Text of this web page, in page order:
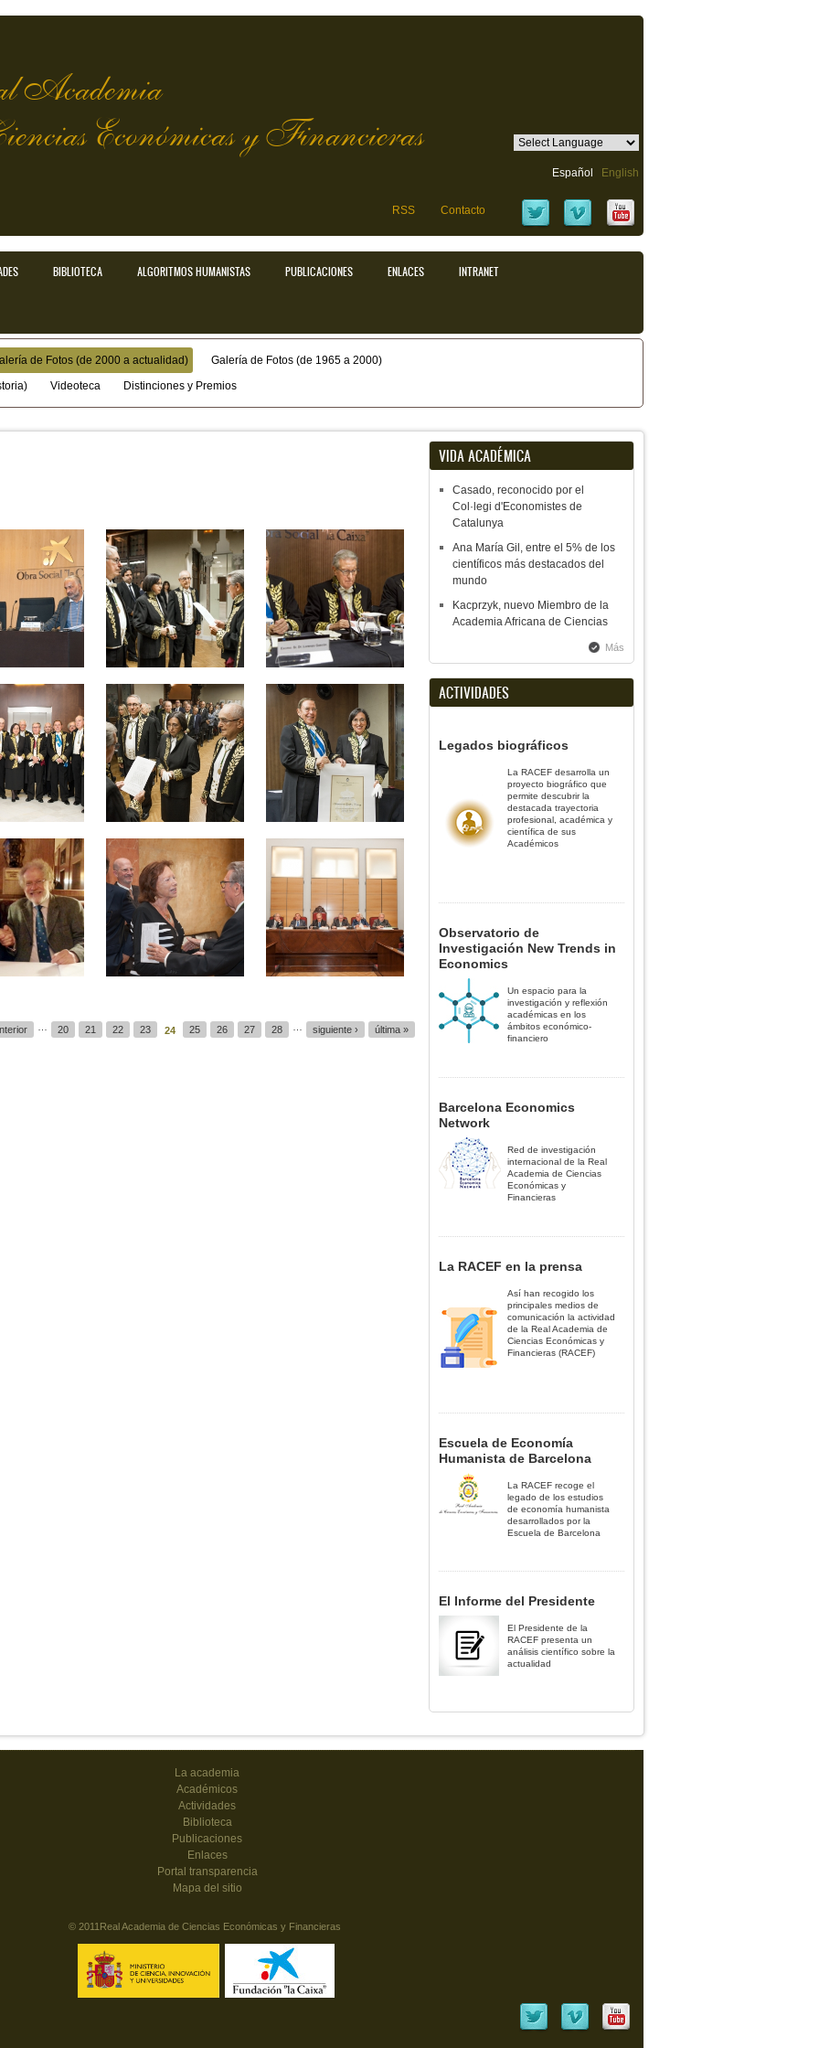
Academia
Económicas y Financieras
Español English
RSS Contacto
BIBLIOTECA ALGORITMOS HUMANISTAS PUBLICACIONES ENLACES INTRANET
de Fotos (de 2000 a actualidad)
Galería de Fotos (de 1965 a 2000)
Videoteca Distinciones y Premios
20 21 22 23 24 25 26 27 28 siguiente › última »
VIDA ACADÉMICA
Casado, reconocido por el
Col·legi d'Economistes de
Catalunya
Ana María Gil, entre el 5% de los
científicos más destacados del
mundo
Kacprzyk, nuevo Miembro de la
Academia Africana de Ciencias
Más
ACTIVIDADES
Legados biográficos
La RACEF desarrolla un
proyecto biográfico que
permite descubrir la
destacada trayectoria
profesional, académica y
científica de sus
Académicos
Observatorio de
Investigación New Trends in
Economics
Un espacio para la
investigación y reflexión
académicas en los
ámbitos económico-
financiero
Barcelona Economics
Network
Red de investigación
internacional de la Real
Academia de Ciencias
Económicas y
Financieras
La RACEF en la prensa
Así han recogido los
principales medios de
comunicación la actividad
de la Real Academia de
Ciencias Económicas y
Financieras (RACEF)
Escuela de Economía
Humanista de Barcelona
La RACEF recoge el
legado de los estudios
de economía humanista
desarrollados por la
Escuela de Barcelona
El Informe del Presidente
El Presidente de la
RACEF presenta un
análisis científico sobre la
actualidad
La academia
Académicos
Actividades
Biblioteca
Publicaciones
Enlaces
Portal transparencia
Mapa del sitio
© 2011Real Academia de Ciencias Económicas y Financieras